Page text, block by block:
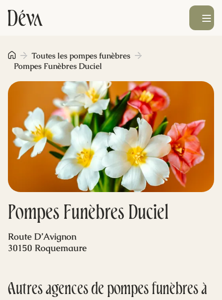
Obsèques
Prévoyance
Monument funéraire
Livraison de fleurs
Blog
Ouvrir le
Pompes Funèbres Duciel
Toutes les pompes funèbres
Pompes Funèbres Duciel
Route D’Avignon
30150 Roquemaure
Autres agences de pompes funèbres à